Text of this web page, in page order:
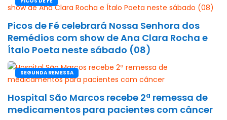
Picos de Fé celebrará Nossa Senhora dos
Remédios com show de Ana Clara Rocha e
Ítalo Poeta neste sábado (08)
SEGUNDA REMESSA
Hospital São Marcos recebe 2ª remessa de
medicamentos para pacientes com câncer